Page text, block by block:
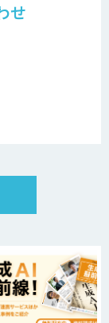
せ